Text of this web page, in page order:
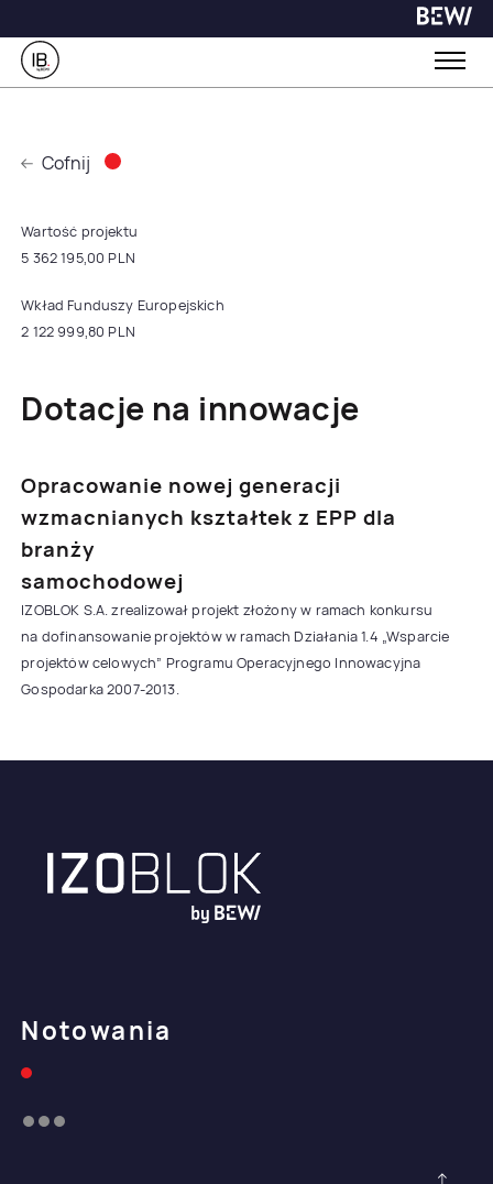
Cofnij
Wartość projektu
5 362 195,00 PLN
Wkład Funduszy Europejskich
2 122 999,80 PLN
Dotacje na innowacje
Opracowanie nowej generacji
wzmacnianych kształtek z EPP dla
branży
samochodowej
IZOBLOK S.A. zrealizował projekt złożony w ramach konkursu
na dofinansowanie projektów w ramach Działania 1.4 „Wsparcie
projektów celowych” Programu Operacyjnego Innowacyjna
Gospodarka 2007-2013.
Notowania